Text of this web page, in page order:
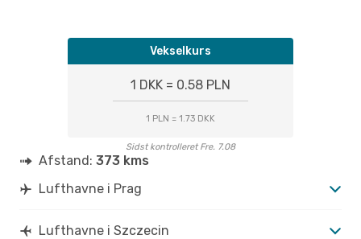
Vekselkurs
1 DKK = 0.58 PLN
1 PLN = 1.73 DKK
Sidst kontrolleret Fre. 7.08
Afstand: 373 kms
Lufthavne i Prag
Lufthavne i Szczecin